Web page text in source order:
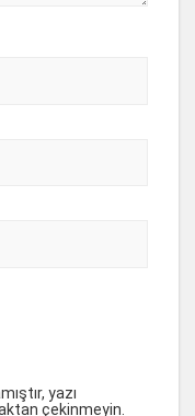
yazı
çekinmeyin.